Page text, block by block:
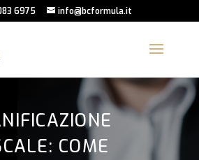
6975 info@bcformula.it
COME